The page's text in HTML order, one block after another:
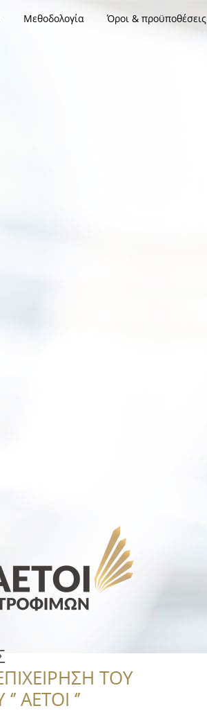
Μεθοδολογία Όροι & προϋποθέσεις
ΤΟΥ
ΑΕΤΟΙ ‘’